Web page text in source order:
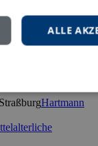
und der damit
dem ‚Tristan‘
Hartmanns
[...]
Hartmann
ALLE